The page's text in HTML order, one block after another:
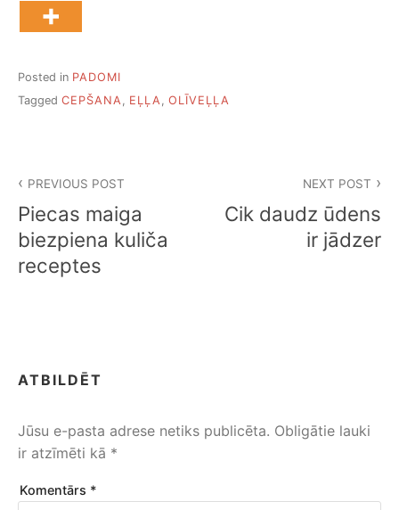
Posted in PADOMI
Tagged CEPŠANA, EĻĻA, OLĪVEĻĻA
izvēlne
PREVIOUS POST
Piecas maiga
biezpiena kuliča
receptes
NEXT POST
Cik daudz ūdens
ir jādzer
ATBILDĒT
Jūsu e-pasta adrese netiks publicēta. Obligātie lauki
ir atzīmēti kā *
Komentārs *